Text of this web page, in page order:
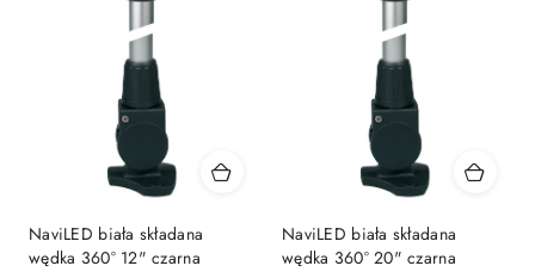
NaviLED biała składana
wędka 360° 12" czarna
NaviLED biała składana
wędka 360° 20" czarna